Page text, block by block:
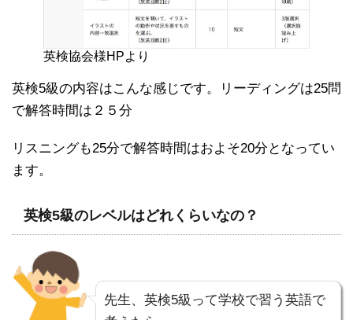
英検協会様HPより
英検5級の内容はこんな感じです。リーディングは25問
で解答時間は２５分
リスニングも25分で解答時間はおよそ20分となってい
ます。
英検5級のレベルはどれくらいなの？
先生、英検5級って学校で習う英語で